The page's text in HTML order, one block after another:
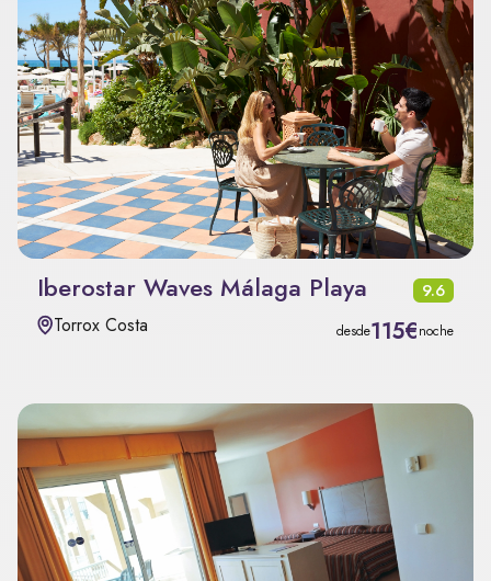
Iberostar Waves Málaga Playa 9.6
Torrox Costa desde115€noche